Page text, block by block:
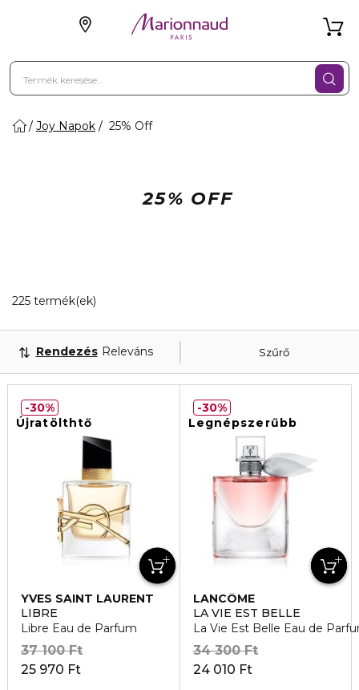
Joy Napok 25% Off
25% OFF
225 termék(ek)
Szűrő
Rendezés Releváns
Újratölthtő
YVES SAINT LAURENT
LIBRE
Libre Eau de Parfum
25 970 Ft
37 100 Ft
30%
Legnépszerűbb
LANCÔME
LA VIE EST BELLE
La Vie Est Belle Eau de
24 010 Ft
34 300 Ft
30%